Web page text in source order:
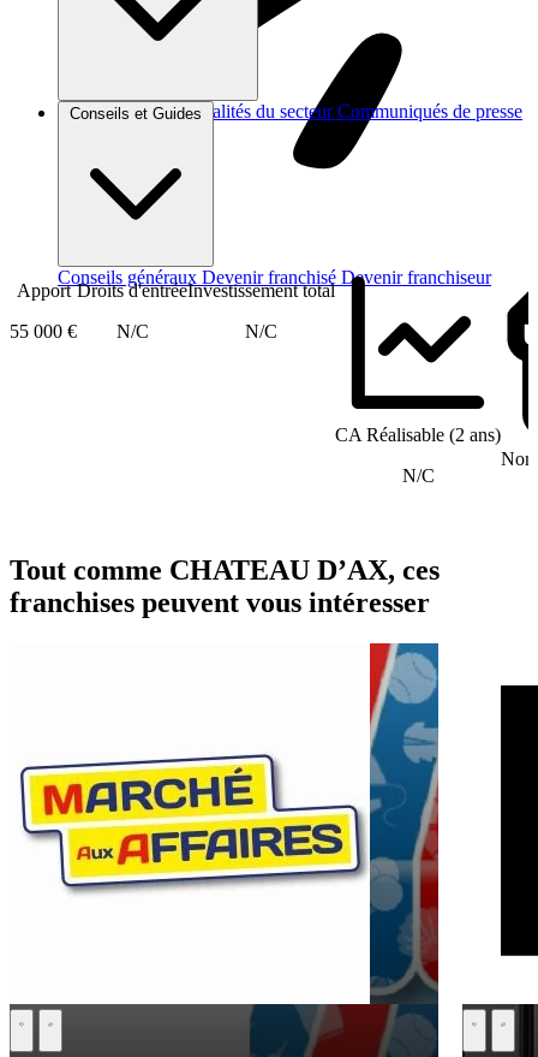
Brèves et actus Actualités du secteur Communiqués de presse
Conseils et Guides
Conseils généraux Devenir franchisé Devenir franchiseur
Apport
55 000 €
Droits d'entrée
N/C
Investissement total
N/C
CA Réalisable (2 ans)
N/C
Tout comme CHATEAU D’AX, ces
franchises peuvent vous intéresser